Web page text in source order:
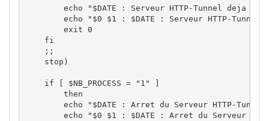
echo
" $DATE : Serveur HTTP-Tunnel deja
echo
"$0 $1 : $DATE : Serveur HTTP-
exit 0
fi
;;
    stop
)
if $NB_PROCESS = "1"
then
echo
" $DATE : Arret du Serveur HTTP-
echo
"$0 $1 : $DATE : Arret du Serveur